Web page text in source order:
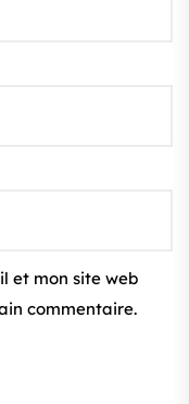
et mon site web
commentaire.